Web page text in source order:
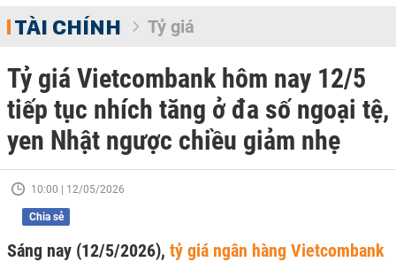
TÀI CHÍNH Tỷ giá
Tỷ giá Vietcombank hôm nay 12/5
tiếp tục nhích tăng ở đa số ngoại tệ,
yen Nhật ngược chiều giảm nhẹ
10:00 | 12/05/2026
Chia sẻ
Sáng nay (12/5/2026), tỷ giá ngân hàng Vietcombank